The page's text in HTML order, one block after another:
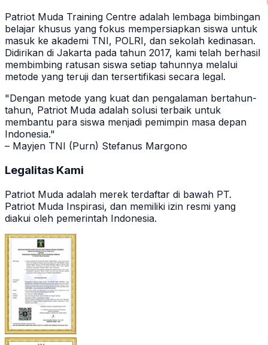
Patriot Muda Training Centre adalah lembaga bimbingan
belajar khusus yang fokus mempersiapkan siswa untuk
masuk ke akademi TNI, POLRI, dan sekolah kedinasan.
Didirikan di Jakarta pada tahun 2017, kami telah berhasil
membimbing ratusan siswa setiap tahunnya melalui
metode yang teruji dan tersertifikasi secara legal.
"Dengan metode yang kuat dan pengalaman bertahun-
tahun, Patriot Muda adalah solusi terbaik untuk
membantu para siswa menjadi pemimpin masa depan
Indonesia."
– Mayjen TNI (Purn) Stefanus Margono
Legalitas Kami
Patriot Muda adalah merek terdaftar di bawah PT.
Patriot Muda Inspirasi, dan memiliki izin resmi yang
diakui oleh pemerintah Indonesia.